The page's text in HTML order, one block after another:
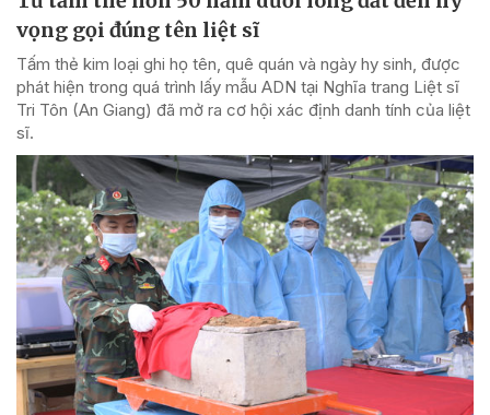
vọng gọi đúng tên liệt sĩ
Tấm thẻ kim loại ghi họ tên, quê quán và ngày hy sinh, được
phát hiện trong quá trình lấy mẫu ADN tại Nghĩa trang Liệt sĩ
Tri Tôn (An Giang) đã mở ra cơ hội xác định danh tính của liệt
sĩ.